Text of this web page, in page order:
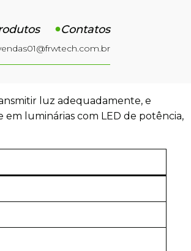
Contatos
luz adequadamente, e
luminárias com LED de potência,